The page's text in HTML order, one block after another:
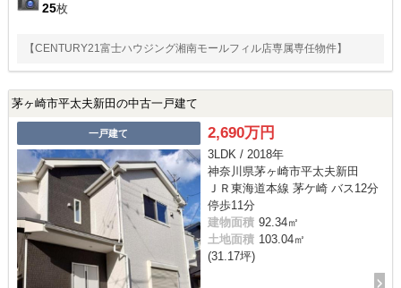
25枚
【CENTURY21富士ハウジング湘南モールフィル店専属専任物件】
茅ヶ崎市平太夫新田の中古一戸建て
一戸建て 2,690万円
3LDK / 2018年
神奈川県茅ヶ崎市平太夫新田
ＪＲ東海道本線 茅ケ崎 バス12分
停歩11分
建物面積 92.34㎡
土地面積 103.04㎡
(31.17坪)